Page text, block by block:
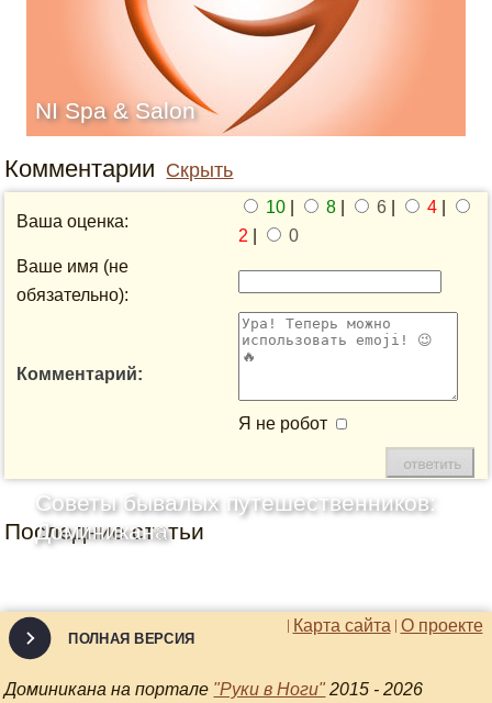
NI Spa & Salon
Комментарии Скрыть
Ваша оценка:
10 8 6 4
2
0
Ваше имя (не
обязательно):
Комментарий:
Я не робот
Последние статьи
Советы бывалых путешественников:
Доминикана
О проекте
Карта сайта
ПОЛНАЯ ВЕРСИЯ
Доминикана на портале "Руки в Ноги" 2015 - 2026